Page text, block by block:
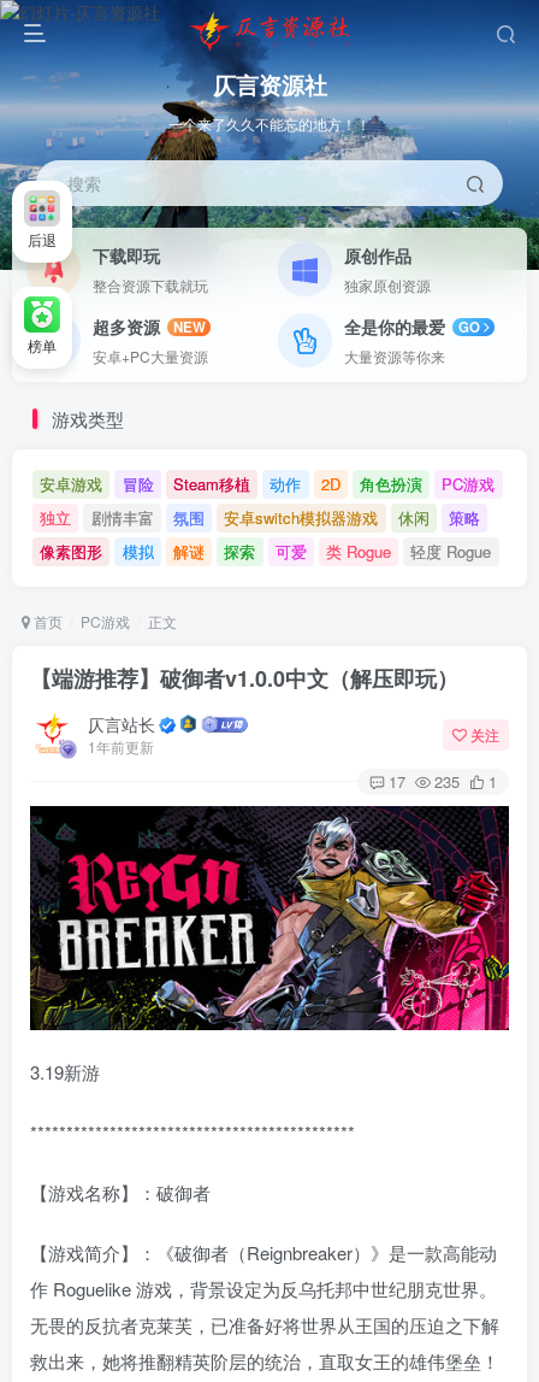
仄言资源社
一个来了久久不能忘的地方！！
搜索
下载即玩
整合资源下载就玩
原创作品
独家原创资源
超多资源
NEW
安卓+PC大量资源
全是你的最爱
GO
大量资源等你来
游戏类型
安卓游戏 冒险 Steam移植 动作 2D 角色扮演
PC游戏
独立
剧情丰富 氛围 安卓switch模拟器游戏 休闲
策略
像素图形
模拟 解谜 探索 可爱 类 Rogue 轻度 Rogue
首页 PC游戏 正文
【端游推荐】破御者v1.0.0中文（解压即玩）
仄言站长
1年前更新
关注
17 235 1
3.19新游
*********************************************
【游戏名称】：破御者
【游戏简介】：《破御者（Reignbreaker）》是一款高能动
作 Roguelike 游戏，背景设定为反乌托邦中世纪朋克世界。
无畏的反抗者克莱芙，已准备好将世界从王国的压迫之下解
救出来，她将推翻精英阶层的统治，直取女王的雄伟堡垒！
后退
榜单